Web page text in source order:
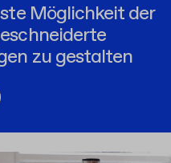
Möglichkeit der
zu gestalten